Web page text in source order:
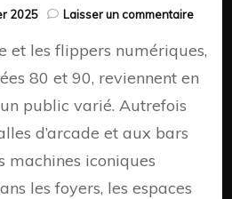
2025 Laisser un commentairesur
et les flippers numériques,
80 et 90, reviennent en
public varié. Autrefois
d’arcade et aux bars
machines iconiques
les foyers, les espaces